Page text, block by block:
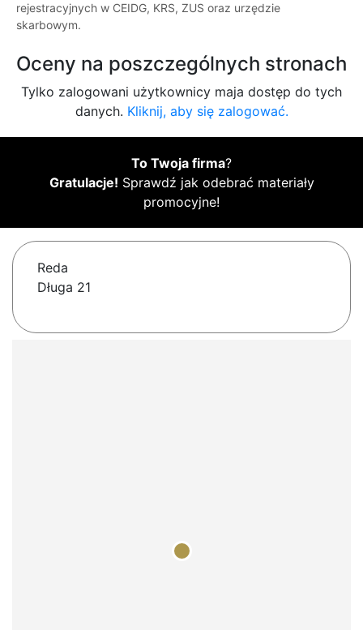
rejestracyjnych w CEIDG, KRS, ZUS oraz urzędzie
skarbowym.
Oceny na poszczególnych stronach
Tylko zalogowani użytkownicy maja dostęp do tych
danych. Kliknij, aby się zalogować.
To Twoja firma?
Gratulacje! Sprawdź jak odebrać materiały
promocyjne!
Reda
Długa 21